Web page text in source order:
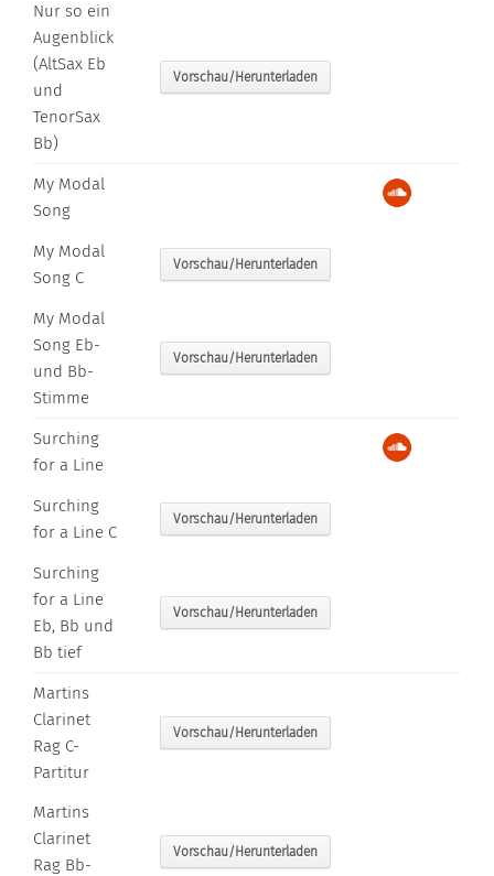
Nur so ein
Augenblick
(AltSax Eb
und
TenorSax
Bb)
Vorschau/Herunterladen
My Modal
Song
My Modal
Song C
Vorschau/Herunterladen
My Modal
Song Eb-
und Bb-
Stimme
Vorschau/Herunterladen
Surching
for a Line
Surching
for a Line C
Vorschau/Herunterladen
Surching
for a Line
Eb, Bb und
Bb tief
Vorschau/Herunterladen
Martins
Clarinet
Rag C-
Partitur
Vorschau/Herunterladen
Martins
Clarinet
Rag Bb-
Vorschau/Herunterladen